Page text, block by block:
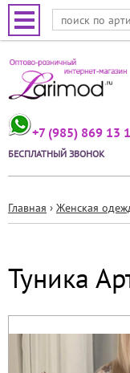
+7 (985) 869 13
БЕСПЛАТНЫЙ ЗВОНОК
здесь
Главная › Женская
Туника